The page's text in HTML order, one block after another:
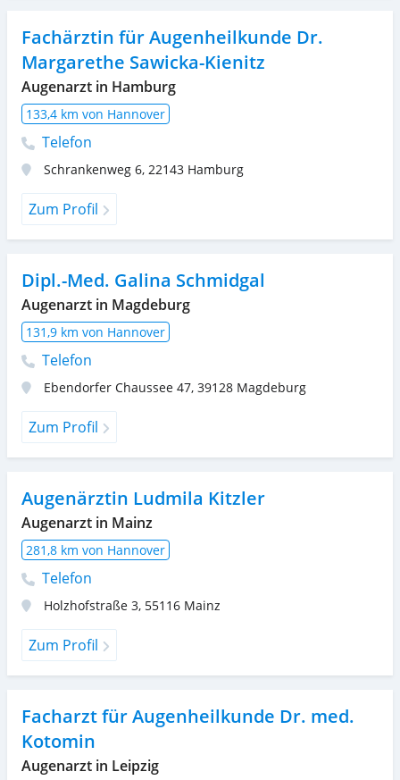
Fachärztin für Augenheilkunde Dr.
Margarethe Sawicka-Kienitz
Augenarzt in Hamburg
133,4 km von Hannover
Telefon
Schrankenweg 6, 22143 Hamburg
Zum Profil
Dipl.-Med. Galina Schmidgal
Augenarzt in Magdeburg
131,9 km von Hannover
Telefon
Ebendorfer Chaussee 47, 39128 Magdeburg
Zum Profil
Augenärztin Ludmila Kitzler
Augenarzt in Mainz
281,8 km von Hannover
Telefon
Holzhofstraße 3, 55116 Mainz
Zum Profil
Facharzt für Augenheilkunde Dr. med.
Kotomin
Augenarzt in Leipzig